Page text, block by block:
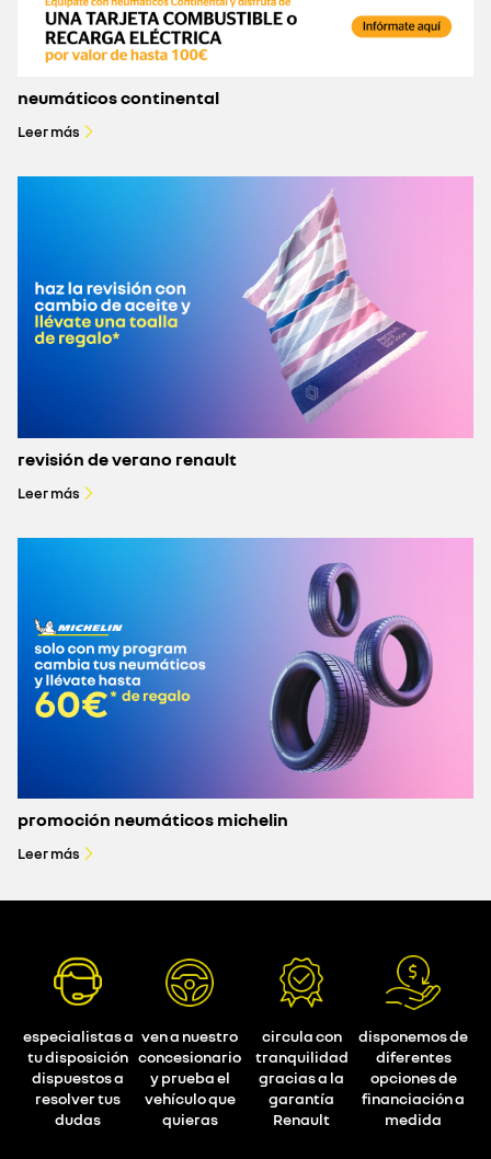
neumáticos continental
Leer más
revisión de verano renault
Leer más
promoción neumáticos michelin
Leer más
especialistas a
tu disposición
dispuestos a
resolver tus
dudas
ven a nuestro
concesionario
y prueba el
vehículo que
quieras
circula con
tranquilidad
gracias a la
garantía
Renault
disponemos de
diferentes
opciones de
financiación a
medida